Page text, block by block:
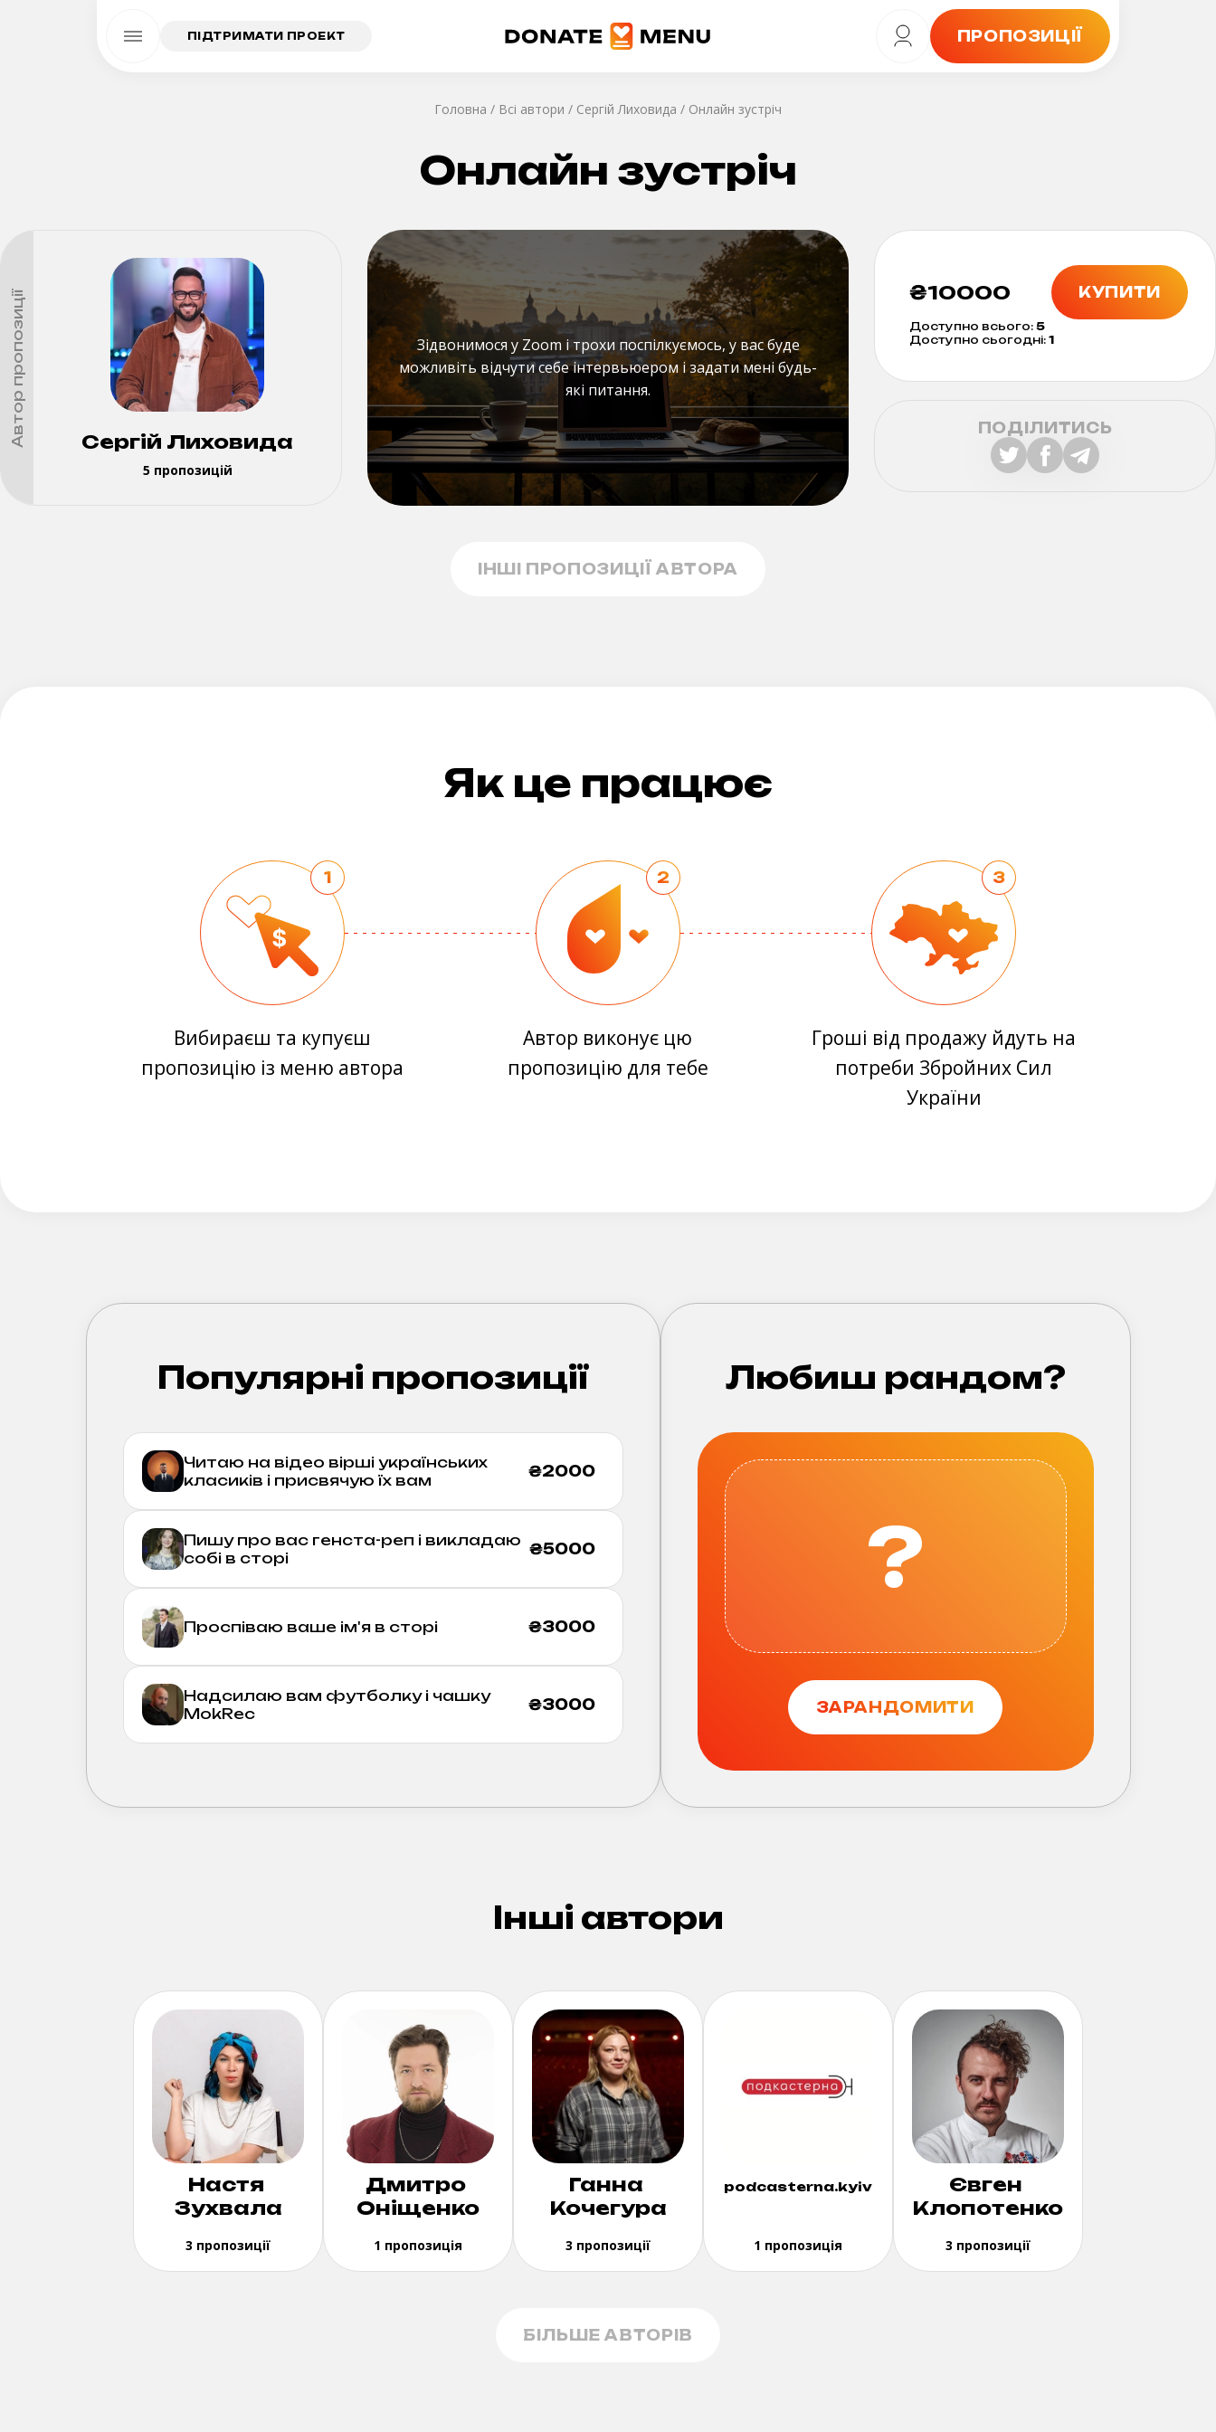
ПІДТРИМАТИ ПРОЕКТ ПРОПОЗИЦІЇ
Головна / Всі автори / Сергій Лиховида / Онлайн зустріч
Онлайн зустріч
₴10000 КУПИТИ
Доступно всього: 5
Доступно сьогодні: 1
Зідвонимося у Zoom і трохи поспілкуємось, у вас буде
можливіть відчути себе інтервьюером і задати мені будь-
які питання.
ПОДІЛИТИСЬ
Автор пропозиції Сергій Лиховида
5 пропозицій
ІНШІ ПРОПОЗИЦІЇ АВТОРА
Як це працює
1
Вибираєш та купуєш
пропозицію із меню автора
2
Автор виконує цю
пропозицію для тебе
3
Гроші від продажу йдуть на
потреби Збройних Cил
України
Популярні пропозиції
Читаю на відео вірші українських
класиків і присвячую їх вам
₴2000
Пишу про вас генста-реп і викладаю
собі в сторі
₴5000
Проспіваю ваше ім'я в сторі ₴3000
Надсилаю вам футболку і чашку
MokRec
₴3000
Любиш рандом?
?
ЗАРАНДОМИТИ
Інші автори
Настя
Зухвала
3 пропозиції
Дмитро
Оніщенко
1 пропозиція
Ганна
Кочегура
3 пропозиції
podcasterna.kyiv
1 пропозиція
Євген
Клопотенко
3 пропозиції
БІЛЬШЕ АВТОРІВ